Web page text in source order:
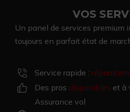
VOS
Un panel de services premium
toujours en parfait état de
Service rapide : réparation
Des pros disponibles et à
Assurance vol